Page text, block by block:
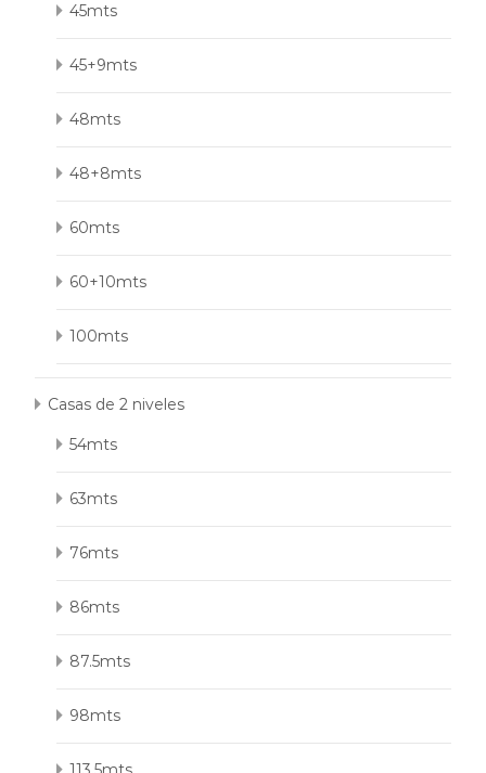
45mts
45+9mts
48mts
48+8mts
60mts
60+10mts
100mts
Casas de 2 niveles
54mts
63mts
76mts
86mts
87.5mts
98mts